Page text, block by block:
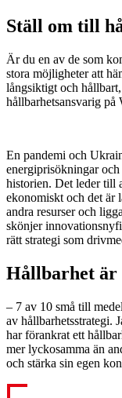
Ställ om till
Är du en av de som
stora möjligheter att
långsiktigt och
hållbarhetsansvarig på
En pandemi och
energiprisökningar
historien. Det leder till
ekonomiskt och det är
andra resurser och
skönjer
rätt strategi som
Hållbarhet är
– 7 av 10 små till
av hållbarhetsstrategi.
har förankrat ett
mer lyckosamma än
och stärka sin egen